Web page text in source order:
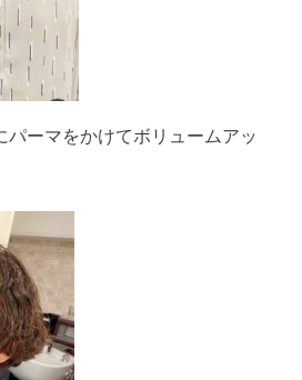
パーマをかけてボリュームアッ